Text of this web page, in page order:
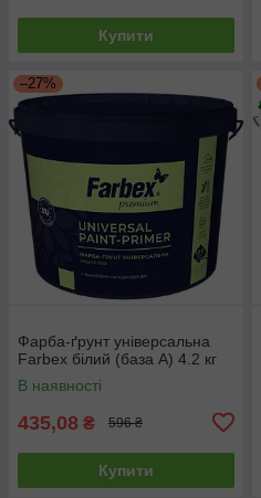
Купити
–27%
Фарба-ґрунт універсальна
Farbex білий (база А) 4.2 кг
В наявності
435,08 ₴ 596 ₴
Купити